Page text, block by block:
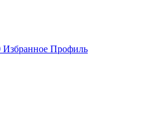
Избранное Профиль